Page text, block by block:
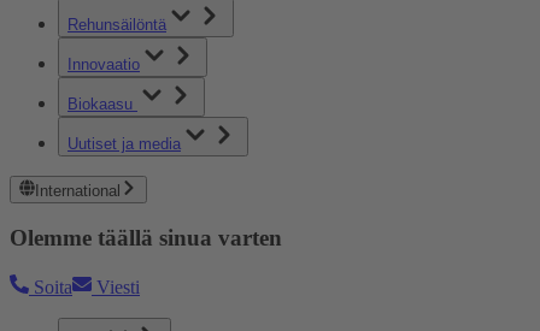
Rehunsäilöntä
Innovaatio
Biokaasu
Uutiset ja media
International
Olemme täällä sinua varten
Soita Viesti